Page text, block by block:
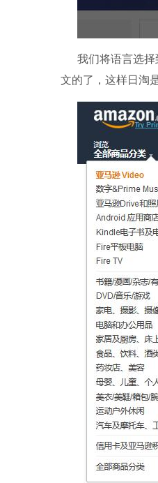
我们将语言选
文的了，这样日淘